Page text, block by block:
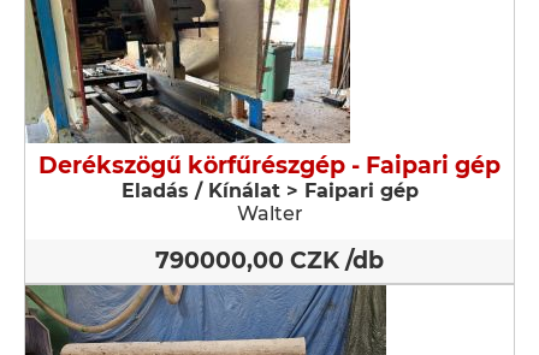
Derékszögű körfűrészgép - Faipari gép
Eladás / Kínálat > Faipari gép
Walter
790000,00 CZK /db